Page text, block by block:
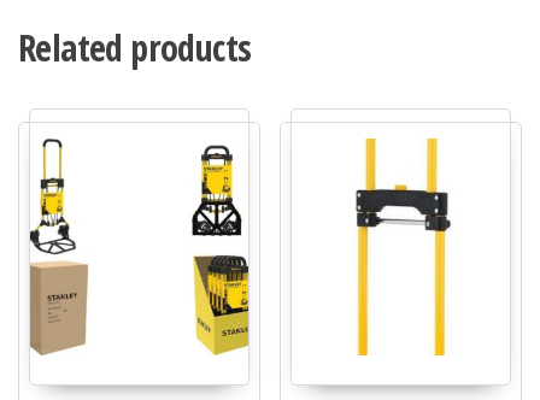
Related products